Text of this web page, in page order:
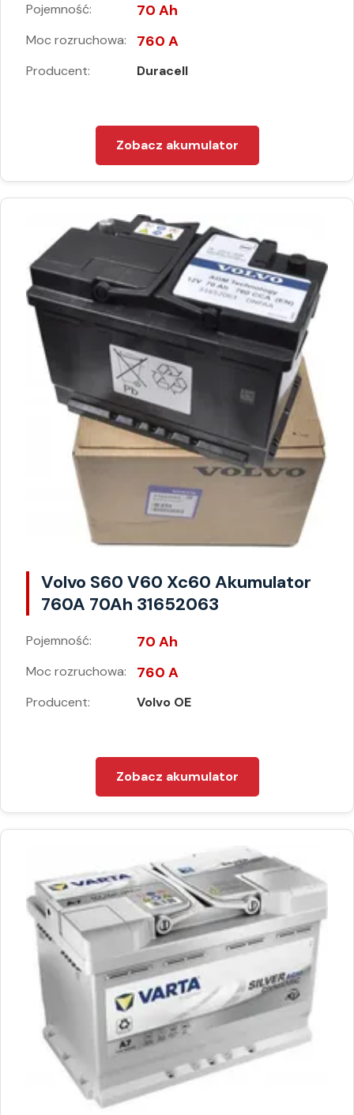
Pojemność: 70 Ah
Moc rozruchowa: 760 A
Producent: Duracell
Zobacz akumulator
Volvo S60 V60 Xc60 Akumulator
760A 70Ah 31652063
Pojemność: 70 Ah
Moc rozruchowa: 760 A
Producent: Volvo OE
Zobacz akumulator